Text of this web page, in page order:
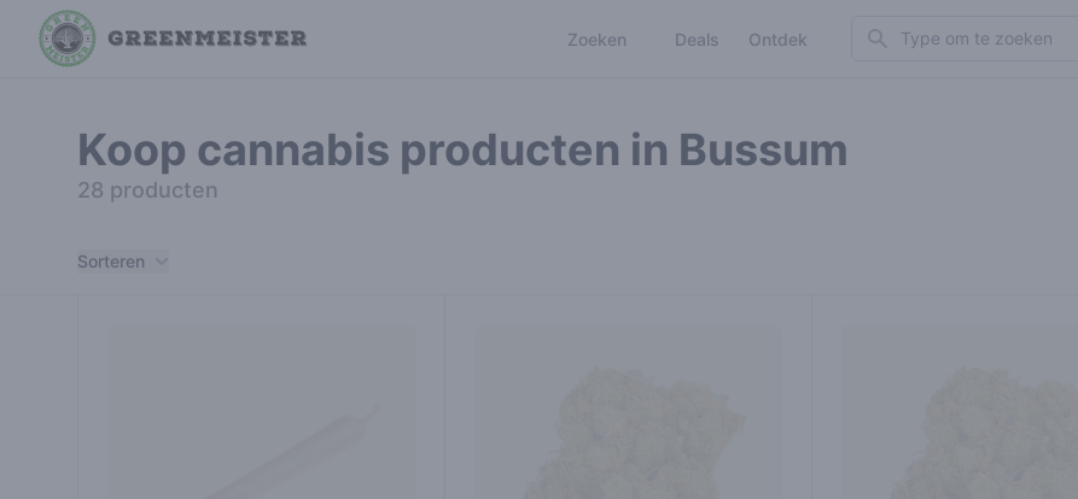
Zoeken Deals Ontdek Search
Koop cannabis producten in Bussum
28 producten
Sorteren